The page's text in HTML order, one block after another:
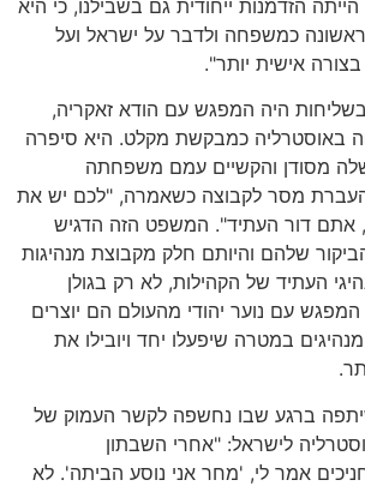
הזדמנות ייחודית גם בשבילנו, כי היא
כמשפחה ולדבר על ישראל ועל
אישית יותר".
היה המפגש עם הודא זאקריה,
באוסטרליה כמבקשת מקלט. היא סיפרה
מסודן והקשיים עמם משפחתה
מסר לקבוצה כשאמרה, "לכם יש את
אתם דור העתיד". המשפט הזה הדגיש
שלהם והיותם חלק מקבוצת מנהיגות
העתיד של הקהילות, לא רק בגולן
עם נוער יהודי מהעולם הם יוצרים
במטרה שיפעלו יחד ויובילו את
ברגע שבו נחשפה לקשר העמוק של
לישראל: "אחרי השבתון
אמר לי, 'מחר אני נוסע הביתה'. לא